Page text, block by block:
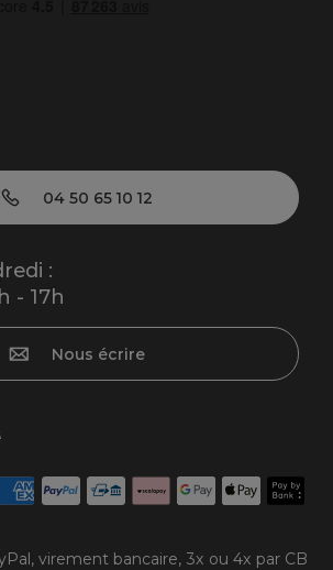
04 50 65 10 12
:
- 17h
Nous écrire
virement bancaire, 3x ou 4x par CB